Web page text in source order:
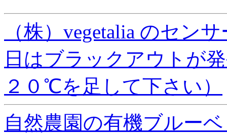
（株）vegetalia のセン
日はブラックアウトが
２０℃を足して下さい）
自然農園の有機ブルー